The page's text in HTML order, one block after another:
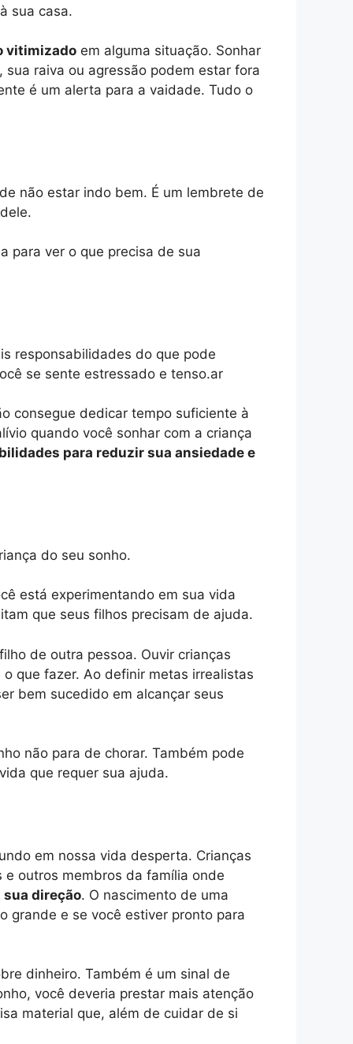
sua casa.
vitimizado em alguma situação. Sonhar
sua raiva ou agressão podem estar fora
é um alerta para a vaidade. Tudo o
não estar indo bem. É um lembrete de
para ver o que precisa de sua
responsabilidades do que pode
se sente estressado e tenso.ar
consegue dedicar tempo suficiente à
quando você sonhar com a criança
para reduzir sua ansiedade e
do seu sonho.
está experimentando em sua vida
que seus filhos precisam de ajuda.
de outra pessoa. Ouvir crianças
que fazer. Ao definir metas irrealistas
bem sucedido em alcançar seus
não para de chorar. Também pode
que requer sua ajuda.
em nossa vida desperta. Crianças
outros membros da família onde
direção. O nascimento de uma
grande e se você estiver pronto para
dinheiro. Também é um sinal de
você deveria prestar mais atenção
material que, além de cuidar de si